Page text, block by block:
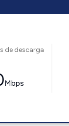
de descarga
Mbps